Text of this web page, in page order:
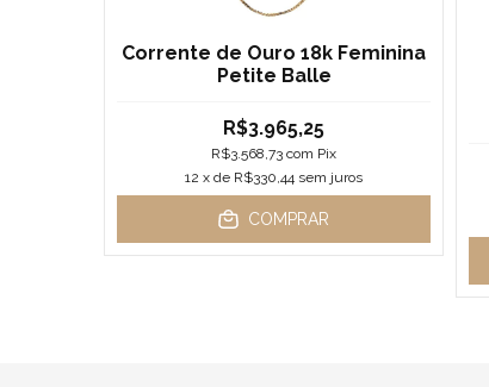
Corrente de Ouro 18k Feminina
Petite Balle
R$3.965,25
R$3.568,73 com Pix
12 x de R$330,44 sem juros
COMPRAR